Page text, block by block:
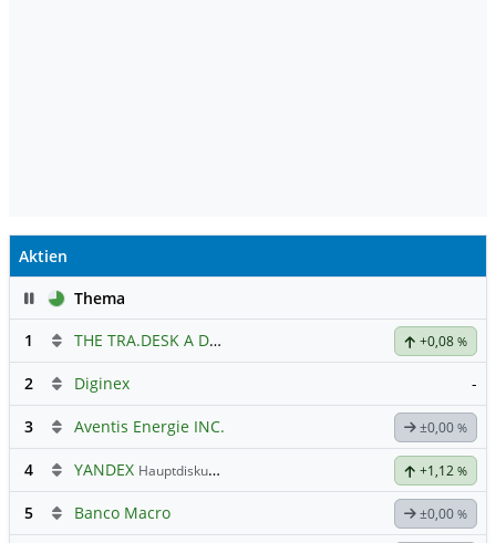
Aktien
PauseThema
1
THE TRA.DESK A DL-,000001 +0,08 %
2 Diginex -
3 Aventis Energie INC. ±0,00 %
4 YANDEX Hauptdiskussion +1,12 %
5 Banco Macro ±0,00 %